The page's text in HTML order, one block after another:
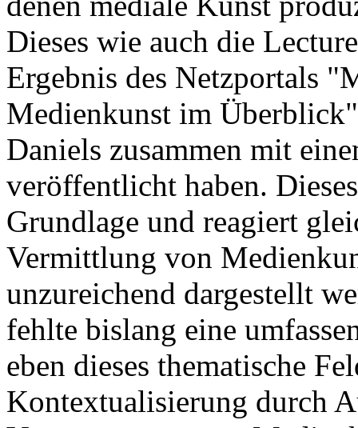
Dieses wie auch die
Ergebnis des Netzportals
Medienkunst im
Daniels zusammen mit
veröffentlicht haben.
Grundlage und reagiert
Vermittlung von
unzureichend dargestellt
fehlte bislang eine
eben dieses thematische
Kontextualisierung durch